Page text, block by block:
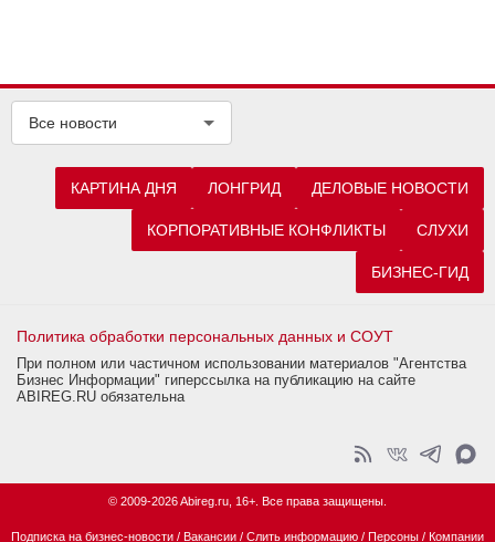
Все новости
КАРТИНА ДНЯ ЛОНГРИД ДЕЛОВЫЕ НОВОСТИ
КОРПОРАТИВНЫЕ КОНФЛИКТЫ СЛУХИ
БИЗНЕС-ГИД
Политика обработки персональных данных и СОУТ
При полном или частичном использовании материалов "Агентства
Бизнес Информации" гиперссылка на публикацию на сайте
ABIREG.RU обязательна
© 2009-2026 Abireg.ru, 16+. Все права защищены.
Подписка на бизнес-новости / Вакансии / Слить информацию / Персоны / Компании